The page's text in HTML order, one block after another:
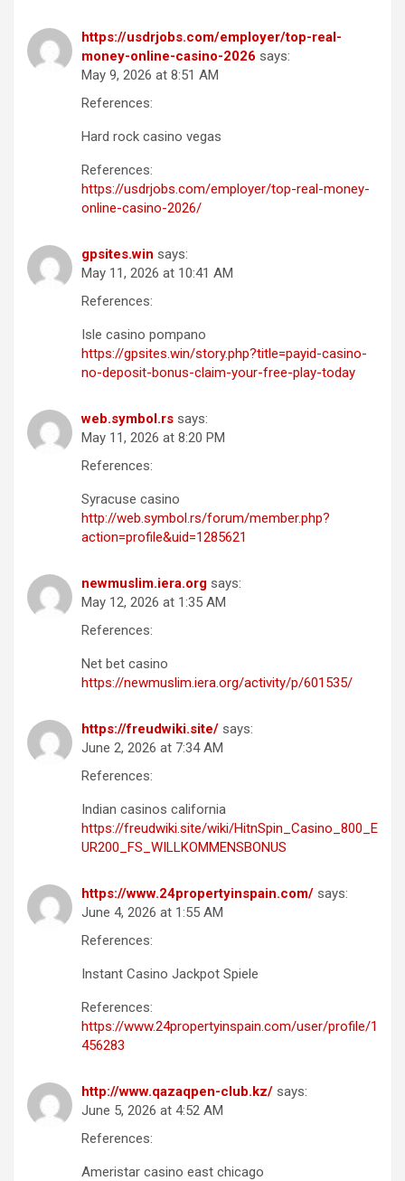
https://usdrjobs.com/employer/top-real-
money-online-casino-2026 says:
May 9, 2026 at 8:51 AM
References:
Hard rock casino vegas
References:
https://usdrjobs.com/employer/top-real-money-
online-casino-2026/
gpsites.win says:
May 11, 2026 at 10:41 AM
References:
Isle casino pompano
https://gpsites.win/story.php?title=payid-casino-
no-deposit-bonus-claim-your-free-play-today
web.symbol.rs says:
May 11, 2026 at 8:20 PM
References:
Syracuse casino
http://web.symbol.rs/forum/member.php?
action=profile&uid=1285621
newmuslim.iera.org says:
May 12, 2026 at 1:35 AM
References:
Net bet casino
https://newmuslim.iera.org/activity/p/601535/
https://freudwiki.site/ says:
June 2, 2026 at 7:34 AM
References:
Indian casinos california
https://freudwiki.site/wiki/HitnSpin_Casino_800_E
UR200_FS_WILLKOMMENSBONUS
https://www.24propertyinspain.com/ says:
June 4, 2026 at 1:55 AM
References:
Instant Casino Jackpot Spiele
References:
https://www.24propertyinspain.com/user/profile/1
456283
http://www.qazaqpen-club.kz/ says:
June 5, 2026 at 4:52 AM
References:
Ameristar casino east chicago